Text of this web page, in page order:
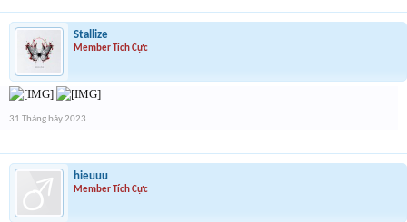
Stallize
Member Tích Cực
31 Tháng bảy 2023
hieuuu
Member Tích Cực